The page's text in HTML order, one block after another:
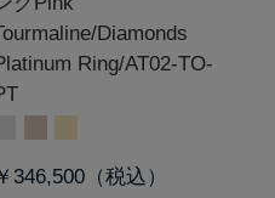
Diamonds
Ring/AT02-TO-
346,500